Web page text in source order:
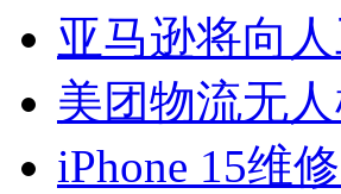
亚马逊将向
美团物流无
iPhone 15维